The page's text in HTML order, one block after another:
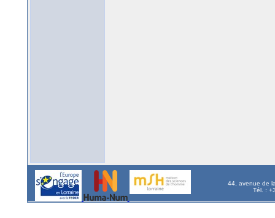
44, avenue de
Tél. :